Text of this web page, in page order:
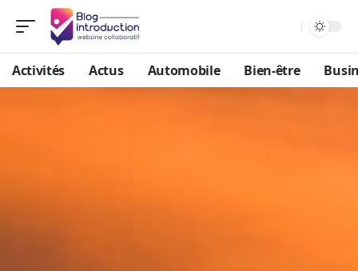
Activités Actus Automobile Bien-être